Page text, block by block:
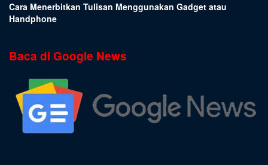
Cara Menerbitkan Tulisan Menggunakan Gadget atau
Handphone
Baca di Google News